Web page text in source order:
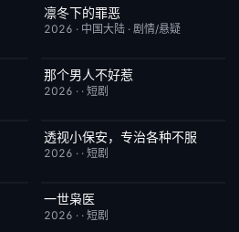
更新至第16集
凛冬下的罪恶
2026 · 中国大陆 · 剧情/悬疑
完结
那个男人不好惹
2026 · · 短剧
完结
透视小保安，专治各种不服
2026 · · 短剧
完结
一世枭医
2026 · · 短剧